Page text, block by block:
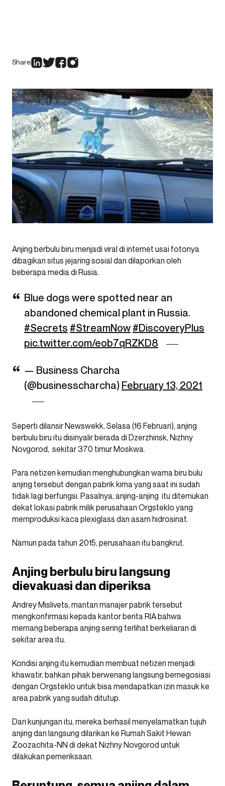
Share
Anjing berbulu biru menjadi viral di internet usai fotonya
dibagikan situs jejaring sosial dan dilaporkan oleh
beberapa media di Rusia.
Blue dogs were spotted near an
abandoned chemical plant in Russia.
#Secrets #StreamNow#DiscoveryPlus
pic.twitter.com/eob7qRZKD8
— Business Charcha
(@businesscharcha) February 13, 2021
Seperti dilansir Newswekk, Selasa (16 Februari), anjing
berbulu biru itu disinyalir berada di Dzerzhinsk, Nizhny
Novgorod, sekitar 370 timur Moskwa.
Para netizen kemudian menghubungkan warna biru bulu
anjing tersebut dengan pabrik kima yang saat ini sudah
tidak lagi berfungsi. Pasalnya, anjing-anjing itu ditemukan
dekat lokasi pabrik milik perusahaan Orgsteklo yang
memproduksi kaca plexiglass dan asam hidrosinat.
Namun pada tahun 2015, perusahaan itu bangkrut.
Anjing berbulu biru langsung
dievakuasi dan diperiksa
Andrey Mislivets, mantan manajer pabrik tersebut
mengkonfirmasi kepada kantor berita RIA bahwa
memang beberapa anjing sering terlihat berkeliaran di
sekitar area itu.
Kondisi anjing itu kemudian membuat netizen menjadi
khawatir, bahkan pihak berwenang langsung bernegosiasi
dengan Orgsteklo untuk bisa mendapatkan izin masuk ke
area pabrik yang sudah ditutup.
Dari kunjungan itu, mereka berhasil menyelamatkan tujuh
anjing dan langsung dilarikan ke Rumah Sakit Hewan
Zoozachita-NN di dekat Nizhny Novgorod untuk
dilakukan pemeriksaan.